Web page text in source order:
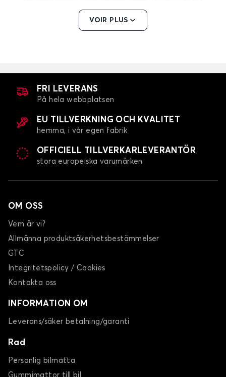
DS7
VOIR PLUS
FRI LEVERANS
På hela webbplatsen
EU TILLVERKNING OCH KVALITET
hemma, i vår egen fabrik
OFFICIELL TILLVERKARLEVERANTÖR
stora europeiska varumärken
OM OSS
Vem är vi?
Allmänna produktsäkerhetsbestämmelser
GTC
Integritetspolicy / Cookies
Kontakta oss
INFORMATION OM
Leverans/säker betalning/garanti
Rad
Personlig bilmatta
Gummimattor till bil